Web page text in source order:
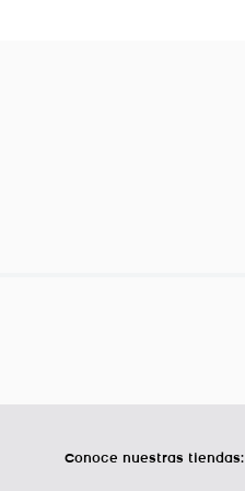
Conoce nuestras tiendas: